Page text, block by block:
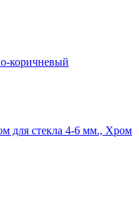
коричневый
для стекла 4-6 мм., Хром